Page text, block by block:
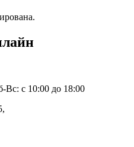
Вс: с 10:00 до 18:00